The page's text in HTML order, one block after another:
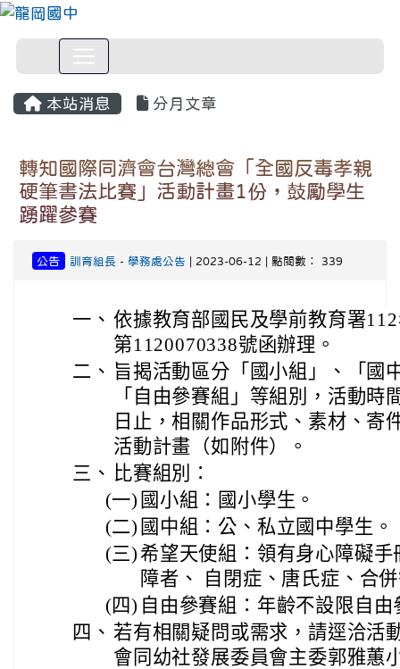
本站消息 分月文章
轉知國際同濟會台灣總會「全國反毒孝親
硬筆書法比賽」活動計畫1份，鼓勵學生
踴躍參賽
公告 訓育組長 - 學務處公告 | 2023-06-12 | 點閱數： 339
一、 依據教育部國民及學前教育署
第1120070338號函辦理。
二、 旨揭活動區分「國小組」、「國
「自由參賽組」等組別，活動時
日止，相關作品形式、素材、寄
活動計畫（如附件）。
三、 比賽組別：
(一) 國小組：國小學生。
(二) 國中組：公、私立國中學生。
(三) 希望天使組：領有身心障礙
障者、 自閉症、唐氏症、合
(四) 自由參賽組：年齡不設限自由
四、 若有相關疑問或需求，請逕洽活
會同幼社發展委員會主委郭雅蕙